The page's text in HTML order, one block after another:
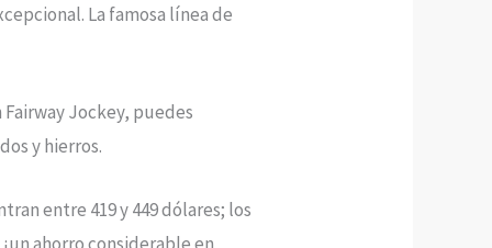
La famosa línea de
Jockey, puedes
y hierros.
entre 419 y 449 dólares; los